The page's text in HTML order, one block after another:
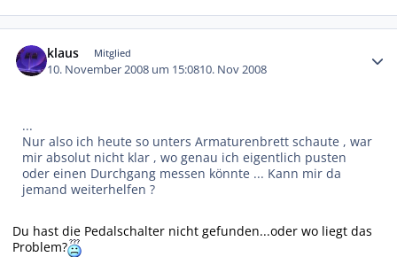
klaus Mitglied
10. November 2008 um 15:0810. Nov 2008
...
Nur also ich heute so unters Armaturenbrett schaute , war
mir absolut nicht klar , wo genau ich eigentlich pusten
oder einen Durchgang messen könnte ... Kann mir da
jemand weiterhelfen ?
Du hast die Pedalschalter nicht gefunden...oder wo liegt das
Problem?